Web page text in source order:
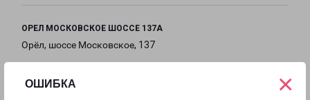
ОШИБКА ×
ОРЕЛ МОСКОВСКОЕ ШОССЕ 137А
Орёл, шоссе Московское, 137